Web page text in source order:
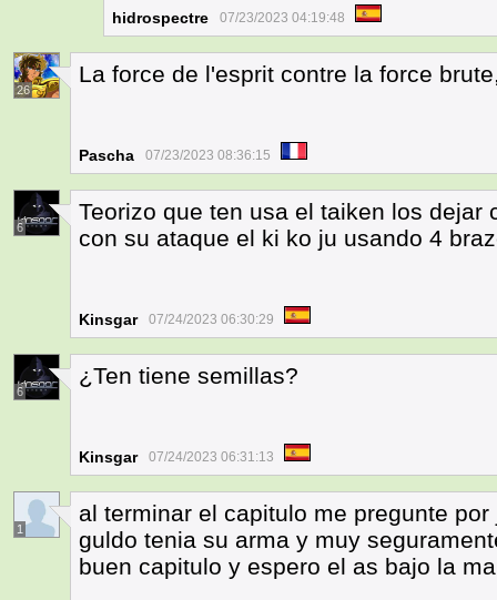
hidrospectre 07/23/2023 04:19:48
26
La force de l'esprit contre la force
Pascha 07/23/2023 08:36:15
6
Teorizo que ten usa el taiken los
con su ataque el ki ko ju usando 4
Kinsgar 07/24/2023 06:30:29
6
¿Ten tiene semillas?
Kinsgar 07/24/2023 06:31:13
1
al terminar el capitulo me pregunte
guldo tenia su arma y muy
buen capitulo y espero el as bajo la